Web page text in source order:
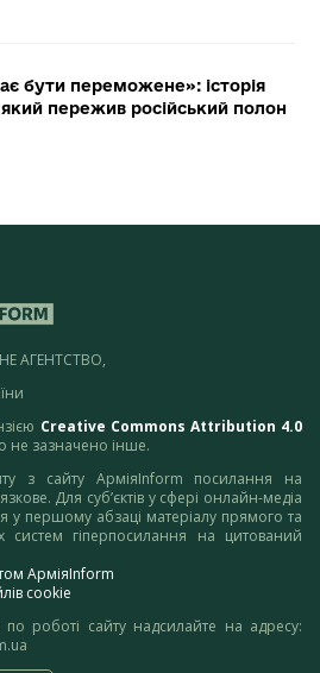
бути переможене»: історія
пережив російський полон
АГЕНТСТВО,
Creative Commons Attribution 4.0
не зазначено інше.
з сайту АрміяInform посилання на
Для суб’єктів у сфері онлайн-медіа
у першому абзаці матеріалу прямого та
систем гіперпосилання на цитований
АрміяInform
cookie
по роботі сайту надсилайте на адресу: